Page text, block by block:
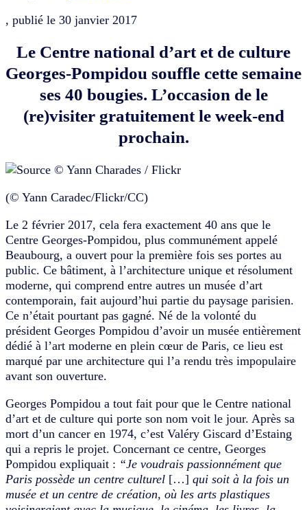
, publié le 30 janvier 2017
Le Centre national d’art et de culture
Georges-Pompidou souffle cette semaine
ses 40 bougies. L’occasion de le
(re)visiter gratuitement le week-end
prochain.
(© Yann Caradec/Flickr/CC)
Le 2 février 2017, cela fera exactement 40 ans que le
Centre Georges-Pompidou, plus communément appelé
Beaubourg, a ouvert pour la première fois ses portes au
public. Ce bâtiment, à l’architecture unique et résolument
moderne, qui comprend entre autres un musée d’art
contemporain, fait aujourd’hui partie du paysage parisien.
Ce n’était pourtant pas gagné. Né de la volonté du
président Georges Pompidou d’avoir un musée entièrement
dédié à l’art moderne en plein cœur de Paris, ce lieu est
marqué par une architecture qui l’a rendu très impopulaire
avant son ouverture.
Georges Pompidou a tout fait pour que le Centre national
d’art et de culture qui porte son nom voit le jour. Après sa
mort d’un cancer en 1974, c’est Valéry Giscard d’Estaing
qui a repris le projet. Concernant ce centre, Georges
Pompidou expliquait : “Je voudrais passionnément que
Paris possède un centre culturel […] qui soit à la fois un
musée et un centre de création, où les arts plastiques